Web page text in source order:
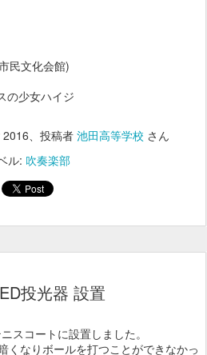
民文化会館)
の少女ハイジ
、投稿者 池田高等学校 さん
ル: 吹奏楽部
投光器 設置
スコートに設置しました。
くなりボールを打つことができなかっ